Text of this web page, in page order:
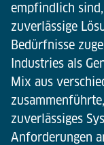
empfindlich
zuverlässige
Bedürfnisse
Industries als
Mix aus
zuverlässiges
Anforderungen